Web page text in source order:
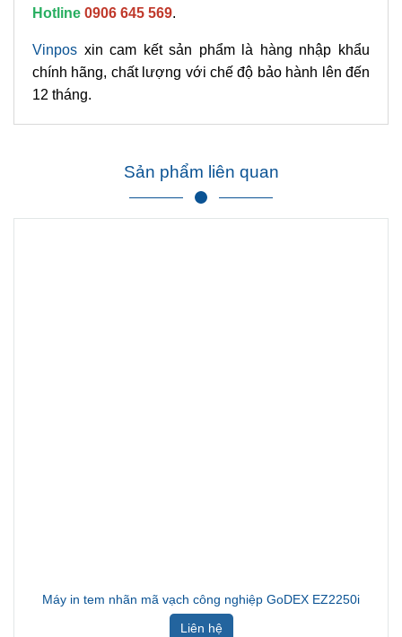
Hotline 0906 645 569.
Vinpos xin cam kết sản phẩm là hàng nhập khẩu
chính hãng, chất lượng với chế độ bảo hành lên đến
12 tháng.
Sản phẩm liên quan
Máy in tem nhãn mã vạch công nghiệp GoDEX EZ2250i
Liên hệ